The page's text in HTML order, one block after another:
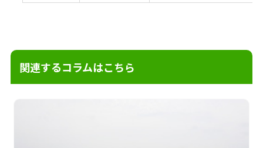
関連するコラムはこちら